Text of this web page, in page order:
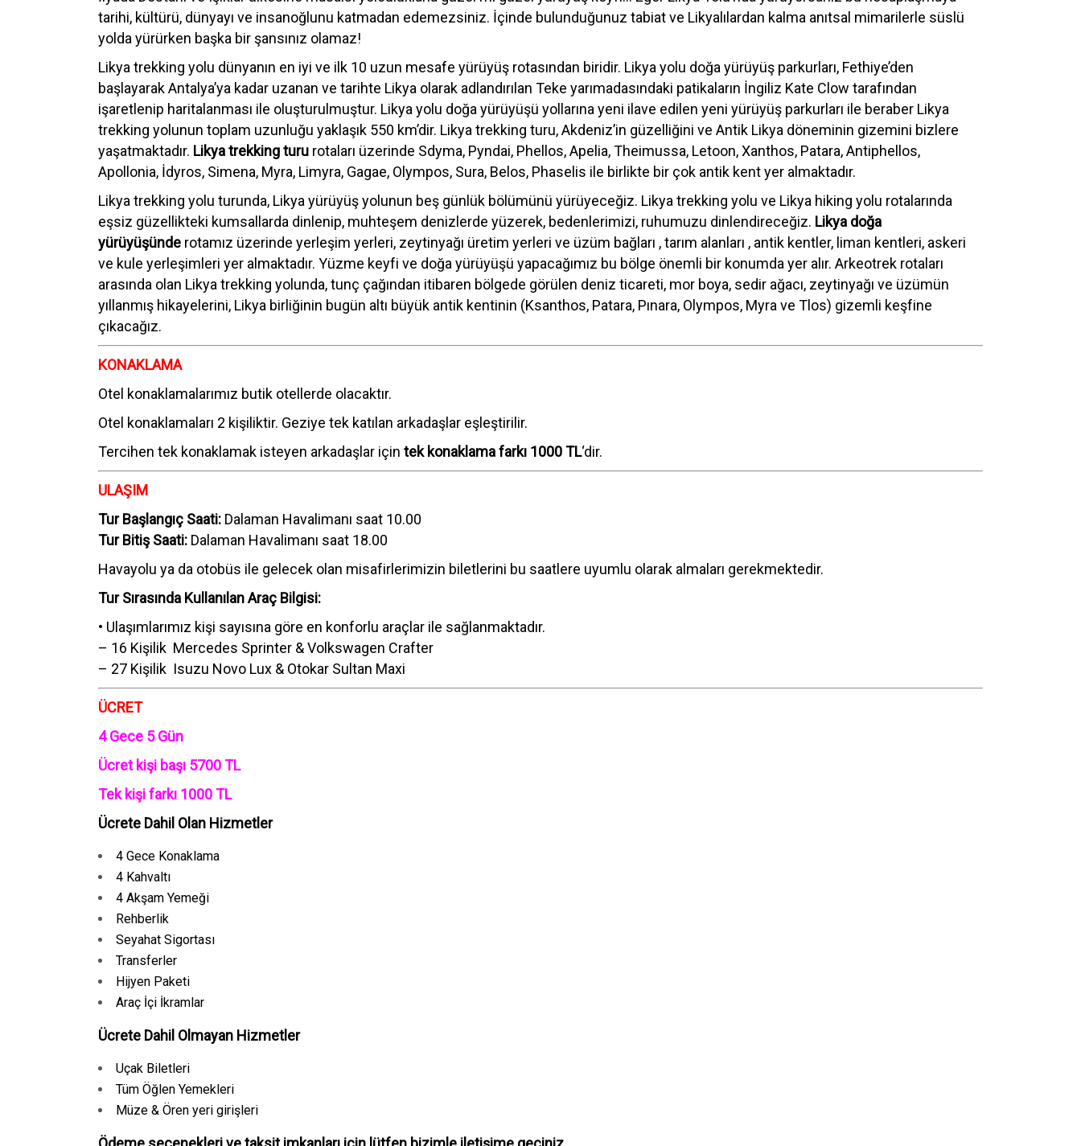
tarihi, kültürü, dünyayı ve insanoğlunu katmadan edemezsiniz. İçinde bulunduğunuz tabiat ve Likyalılardan kalma anıtsal mimarilerle süslü
yolda yürürken başka bir şansınız olamaz!
Likya trekking yolu dünyanın en iyi ve ilk 10 uzun mesafe yürüyüş rotasından biridir. Likya yolu doğa yürüyüş parkurları, Fethiye’den
başlayarak Antalya’ya kadar uzanan ve tarihte Likya olarak adlandırılan Teke yarımadasındaki patikaların İngiliz Kate Clow tarafından
işaretlenip haritalanması ile oluşturulmuştur. Likya yolu doğa yürüyüşü yollarına yeni ilave edilen yeni yürüyüş parkurları ile beraber Likya
trekking yolunun toplam uzunluğu yaklaşık 550 km’dir. Likya trekking turu, Akdeniz’in güzelliğini ve Antik Likya döneminin gizemini bizlere
yaşatmaktadır. Likya trekking turu rotaları üzerinde Sdyma, Pyndai, Phellos, Apelia, Theimussa, Letoon, Xanthos, Patara, Antiphellos,
Apollonia, İdyros, Simena, Myra, Limyra, Gagae, Olympos, Sura, Belos, Phaselis ile birlikte bir çok antik kent yer almaktadır.
Likya trekking yolu turunda, Likya yürüyüş yolunun beş günlük bölümünü yürüyeceğiz. Likya trekking yolu ve Likya hiking yolu rotalarında
eşsiz güzellikteki kumsallarda dinlenip, muhteşem denizlerde yüzerek, bedenlerimizi, ruhumuzu dinlendireceğiz. Likya doğa
yürüyüşünde rotamız üzerinde yerleşim yerleri, zeytinyağı üretim yerleri ve üzüm bağları , tarım alanları , antik kentler, liman kentleri, askeri
ve kule yerleşimleri yer almaktadır. Yüzme keyfi ve doğa yürüyüşü yapacağımız bu bölge önemli bir konumda yer alır. Arkeotrek rotaları
arasında olan Likya trekking yolunda, tunç çağından itibaren bölgede görülen deniz ticareti, mor boya, sedir ağacı, zeytinyağı ve üzümün
yıllanmış hikayelerini, Likya birliğinin bugün altı büyük antik kentinin (Ksanthos, Patara, Pınara, Olympos, Myra ve Tlos) gizemli keşfine
çıkacağız.
KONAKLAMA
Otel konaklamalarımız butik otellerde olacaktır.
Otel konaklamaları 2 kişiliktir. Geziye tek katılan arkadaşlar eşleştirilir.
Tercihen tek konaklamak isteyen arkadaşlar için tek konaklama farkı 1000 TL‘dir.
ULAŞIM
Tur Başlangıç Saati: Dalaman Havalimanı saat 10.00
Tur Bitiş Saati: Dalaman Havalimanı saat 18.00
Havayolu ya da otobüs ile gelecek olan misafirlerimizin biletlerini bu saatlere uyumlu olarak almaları gerekmektedir.
Tur Sırasında Kullanılan Araç Bilgisi:
• Ulaşımlarımız kişi sayısına göre en konforlu araçlar ile sağlanmaktadır.
– 16 Kişilik Mercedes Sprinter & Volkswagen Crafter
– 27 Kişilik Isuzu Novo Lux & Otokar Sultan Maxi
ÜCRET
4 Gece 5 Gün
Ücret kişi başı 5700 TL
Tek kişi farkı 1000 TL
Ücrete Dahil Olan Hizmetler
4 Gece Konaklama
4 Kahvaltı
4 Akşam Yemeği
Rehberlik
Seyahat Sigortası
Transferler
Hijyen Paketi
Araç İçi İkramlar
Ücrete Dahil Olmayan Hizmetler
Uçak Biletleri
Tüm Öğlen Yemekleri
Müze & Ören yeri girişleri